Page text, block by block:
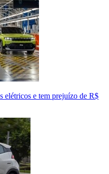
elétricos e tem prejuízo de R$